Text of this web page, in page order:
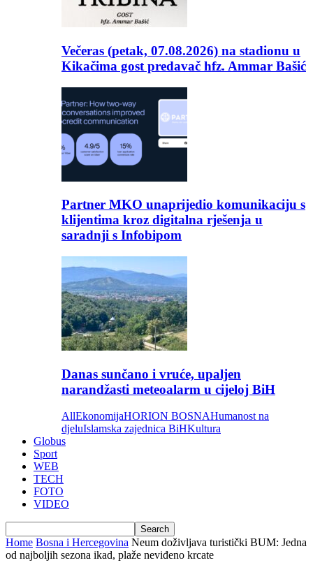
Večeras (petak, 07.08.2026) na stadionu u
Kikačima gost predavač hfz. Ammar Bašić
Partner MKO unaprijedio komunikaciju s
klijentima kroz digitalna rješenja u
saradnji s Infobipom
Danas sunčano i vruće, upaljen
narandžasti meteoalarm u cijeloj BiH
AllEkonomijaHORION BOSNAHumanost na
djeluIslamska zajednica BiHKultura
Globus
Sport
WEB
TECH
FOTO
VIDEO
Home Bosna i Hercegovina Neum doživljava turistički BUM: Jedna
od najboljih sezona ikad, plaže neviđeno krcate